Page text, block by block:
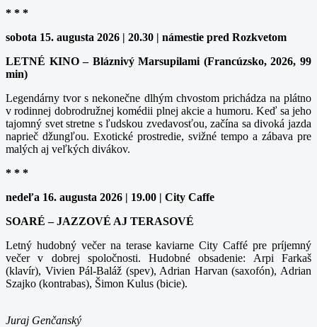
* * *
sobota 15. augusta 2026 | 20.30 | námestie pred Rozkvetom
LETNÉ KINO – Bláznivý Marsupilami (Francúzsko, 2026, 99
min)
Legendárny tvor s nekonečne dlhým chvostom prichádza na plátno
v rodinnej dobrodružnej komédii plnej akcie a humoru. Keď sa jeho
tajomný svet stretne s ľudskou zvedavosťou, začína sa divoká jazda
naprieč džungľou. Exotické prostredie, svižné tempo a zábava pre
malých aj veľkých divákov.
* * *
nedeľa 16. augusta 2026 | 19.00 | City Caffe
SOARÉ – JAZZOVÉ AJ TERASOVÉ
Letný hudobný večer na terase kaviarne City Caffé pre príjemný
večer v dobrej spoločnosti. Hudobné obsadenie: Arpi Farkaš
(klavír), Vivien Pál-Baláž (spev), Adrian Harvan (saxofón), Adrian
Szajko (kontrabas), Šimon Kulus (bicie).
Juraj Genčanský